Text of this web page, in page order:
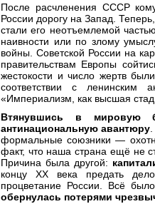
После расчленения СССР
России дорогу на Запад.
стали его неотъемлемой
наивности или по злому
войны. Советской России на
правительствам Европы
жестокости и число жертв
соответствии с ленинским
«Империализм, как высшая
Втянувшись в мировую
антинациональную авантюру
формальные союзники —
факт, что наша страна ещё не
Причина была другой:
концу ХХ века предать
процветание России. Всё
обернулась потерями